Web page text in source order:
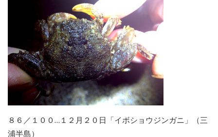
８６／１００…１２月２０日「イボショウジンガニ」（三
浦半島）